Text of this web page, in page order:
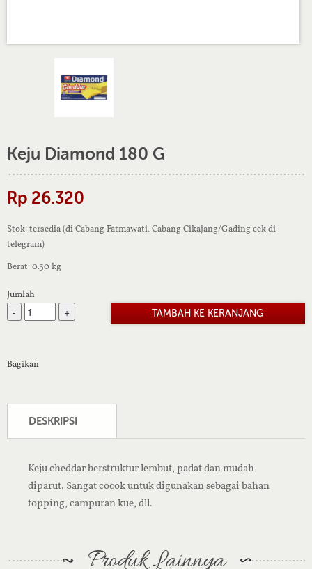
Keju Diamond 180 G
Rp 26.320
Stok: tersedia (di Cabang Fatmawati. Cabang Cikajang/Gading cek di
telegram)
Berat: 0.30 kg
Jumlah
- +
Bagikan
DESKRIPSI
Keju cheddar berstruktur lembut, padat dan mudah
diparut. Sangat cocok untuk digunakan sebagai bahan
topping, campuran kue, dll.
Produk Lainnya